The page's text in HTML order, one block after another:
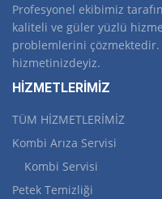
Profesyonel ekibimiz
kaliteli ve güler yüzlü
problemlerini
hizmetinizdeyiz.
HİZMETLERİMİZ
TÜM HİZMETLERİMİZ
Kombi Arıza Servisi
Kombi Servisi
Petek Temizliği